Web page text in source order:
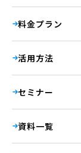
料金プラン
活用方法
セミナー
資料一覧